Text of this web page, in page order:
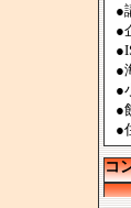
●
●
●
●
●
●
コ